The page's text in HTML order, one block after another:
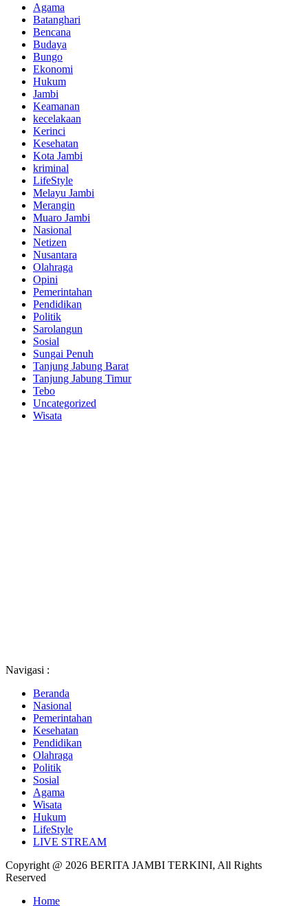
Agama
Batanghari
Bencana
Budaya
Bungo
Ekonomi
Hukum
Jambi
Keamanan
kecelakaan
Kerinci
Kesehatan
Kota Jambi
kriminal
LifeStyle
Melayu Jambi
Merangin
Muaro Jambi
Nasional
Netizen
Nusantara
Olahraga
Opini
Pemerintahan
Pendidikan
Politik
Sarolangun
Sosial
Sungai Penuh
Tanjung Jabung Barat
Tanjung Jabung Timur
Tebo
Uncategorized
Wisata
Navigasi :
Beranda
Nasional
Pemerintahan
Kesehatan
Pendidikan
Olahraga
Politik
Sosial
Agama
Wisata
Hukum
LifeStyle
LIVE STREAM
Copyright @ 2026 BERITA JAMBI TERKINI, All Rights
Reserved
Home